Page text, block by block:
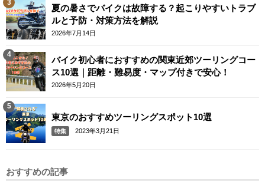
夏の暑さでバイクは故障する？起こりやすいトラブ
ルと予防・対策方法を解説
2026年7月14日
バイク初心者におすすめの関東近郊ツーリングコー
ス10選｜距離・難易度・マップ付きで安心！
2026年5月20日
東京のおすすめツーリングスポット10選
特集 2023年3月21日
おすすめの記事